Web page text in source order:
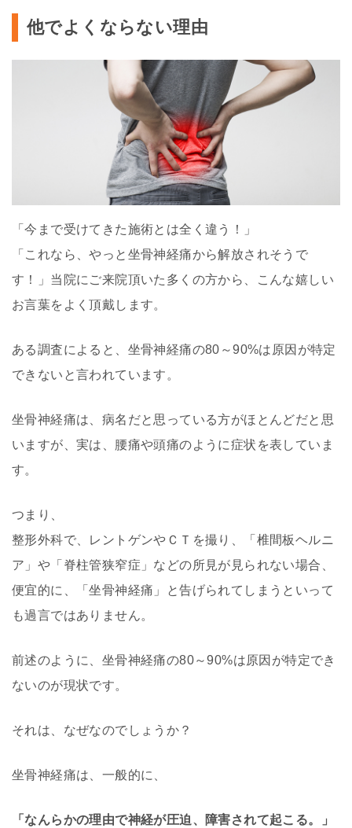
他でよくならない理由
「今まで受けてきた施術とは全く違う！」
「これなら、やっと坐骨神経痛から解放されそうで
す！」当院にご来院頂いた多くの方から、こんな嬉しい
お言葉をよく頂戴します。
ある調査によると、坐骨神経痛の80～90%は原因が特定
できないと言われています。
坐骨神経痛は、病名だと思っている方がほとんどだと思
いますが、実は、腰痛や頭痛のように症状を表していま
す。
つまり、
整形外科で、レントゲンやＣＴを撮り、「椎間板ヘルニ
ア」や「脊柱管狭窄症」などの所見が見られない場合、
便宜的に、「坐骨神経痛」と告げられてしまうといって
も過言ではありません。
前述のように、坐骨神経痛の80～90%は原因が特定でき
ないのが現状です。
それは、なぜなのでしょうか？
坐骨神経痛は、一般的に、
「なんらかの理由で神経が圧迫、障害されて起こる。」